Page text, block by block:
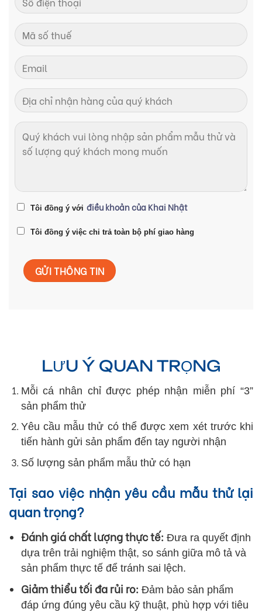
Tôi đồng ý với điều khoản của Khai Nhật
Tôi đồng ý việc chi trả toàn bộ phí giao hàng
LƯU Ý QUAN TRỌNG
Mỗi cá nhân chỉ được phép nhận miễn phí “3”
sản phẩm thử
Yêu cầu mẫu thử có thể được xem xét trước khi
tiến hành gửi sản phẩm đến tay người nhận
Số lượng sản phẩm mẫu thử có hạn
Tại sao việc nhận yêu cầu mẫu thử lại
quan trọng?
Đánh giá chất lượng thực tế: Đưa ra quyết định
dựa trên trải nghiệm thật, so sánh giữa mô tả và
sản phẩm thực tế để tránh sai lệch.
Giảm thiểu tối đa rủi ro: Đảm bảo sản phẩm
đáp ứng đúng yêu cầu kỹ thuật, phù hợp với tiêu